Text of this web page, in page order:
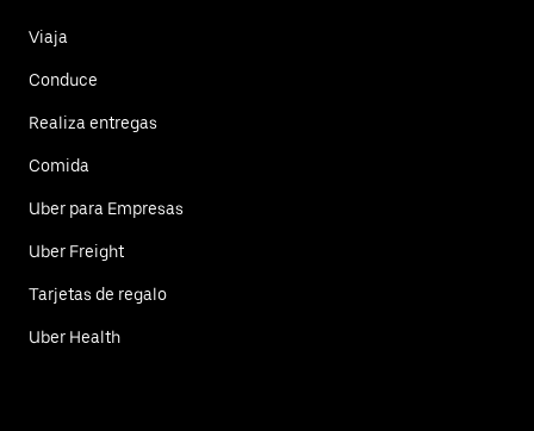
Viaja
Conduce
Realiza entregas
Comida
Uber para Empresas
Uber Freight
Tarjetas de regalo
Uber Health